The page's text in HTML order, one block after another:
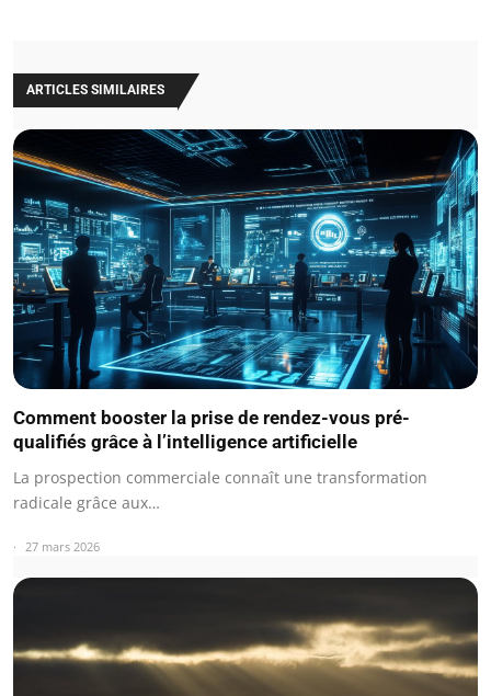
ARTICLES SIMILAIRES
Comment booster la prise de rendez-vous pré-
qualifiés grâce à l’intelligence artificielle
La prospection commerciale connaît une transformation
radicale grâce aux…
27 mars 2026